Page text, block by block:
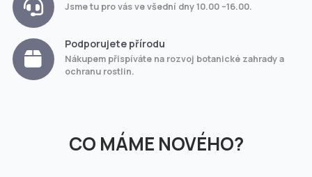
Jsme tu pro vás ve všední dny 10.00 –16.00.
Podporujete přírodu
Nákupem přispíváte na rozvoj botanické zahrady a
ochranu rostlin.
CO MÁME NOVÉHO?